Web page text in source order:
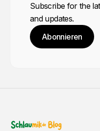
Subscribe for the
and updates.
Abonnieren